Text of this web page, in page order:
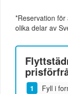
*Reservation
olika delar av
Fyll i